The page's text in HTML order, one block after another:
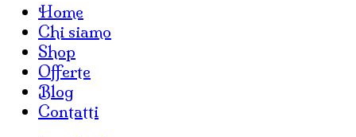
Home
Chi siamo
Shop
Offerte
Blog
Contatti